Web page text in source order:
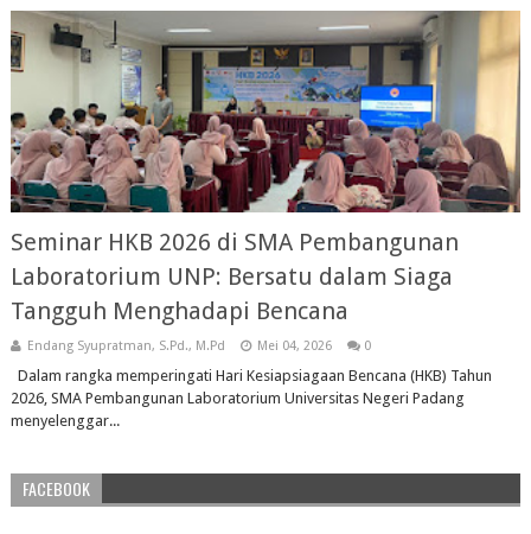
Seminar HKB 2026 di SMA Pembangunan
Laboratorium UNP: Bersatu dalam Siaga
Tangguh Menghadapi Bencana
Endang Syupratman, S.Pd., M.Pd Mei 04, 2026 0
Dalam rangka memperingati Hari Kesiapsiagaan Bencana (HKB) Tahun
2026, SMA Pembangunan Laboratorium Universitas Negeri Padang
menyelenggar...
FACEBOOK